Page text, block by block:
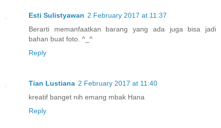
Esti Sulistyawan 2 February 2017 at 11:37
Berarti memanfaatkan barang yang ada juga bisa jadi
bahan buat foto. ^_^
Reply
Tian Lustiana 2 February 2017 at 11:40
kreatif banget nih emang mbak Hana
Reply